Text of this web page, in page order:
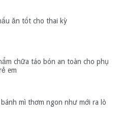
ăn tốt cho thai kỳ
chữa táo bón an toàn cho phụ
em
bánh mì thơm ngon như mới ra lò